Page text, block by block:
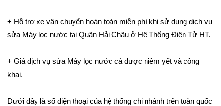
+ Hỗ trợ xe vận chuyển hoàn toàn miễn phí khi sử dụng dịch vụ
sửa Máy lọc nước tại Quận Hải Châu ở Hệ Thống Điện Tử HT.
+ Giá dịch vụ sửa Máy lọc nước cả được niêm yết và công
khai.
Dưới đây là số điện thoại của hệ thống chi nhánh trên toàn quốc